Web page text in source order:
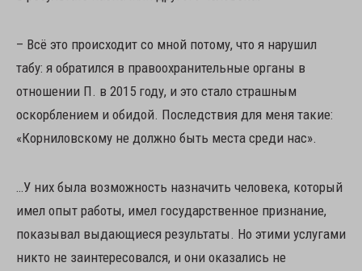
– Всё это происходит со мной потому, что я нарушил
табу: я обратился в правоохранительные органы в
отношении П. в 2015 году, и это стало страшным
оскорблением и обидой. Последствия для меня такие:
«Корниловскому не должно быть места среди нас».
…У них была возможность назначить человека, который
имел опыт работы, имел государственное признание,
показывал выдающиеся результаты. Но этими услугами
никто не заинтересовался, и они оказались не